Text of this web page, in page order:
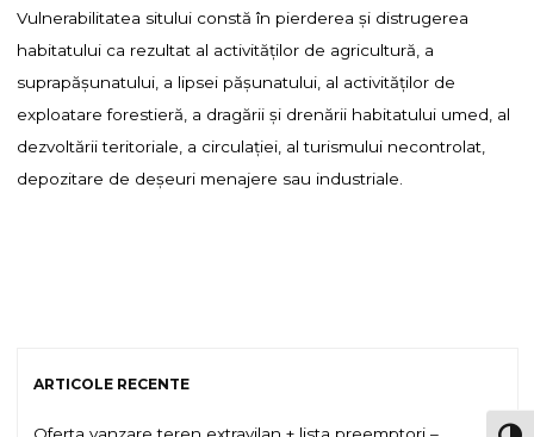
Vulnerabilitatea sitului constă în pierderea și distrugerea
habitatului ca rezultat al activităților de agricultură, a
suprapășunatului, a lipsei pășunatului, al activităților de
exploatare forestieră, a dragării și drenării habitatului umed, al
dezvoltării teritoriale, a circulației, al turismului necontrolat,
depozitare de deșeuri menajere sau industriale.
ARTICOLE RECENTE